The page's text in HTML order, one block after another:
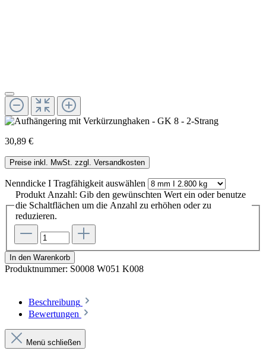
30,89 €
Preise inkl. MwSt. zzgl. Versandkosten
Nenndicke I Tragfähigkeit auswählen
Produkt Anzahl: Gib den gewünschten Wert ein oder benutze
die Schaltflächen um die Anzahl zu erhöhen oder zu
reduzieren.
In den Warenkorb
Produktnummer: S0008 W051 K008
Beschreibung
Bewertungen
Menü schließen